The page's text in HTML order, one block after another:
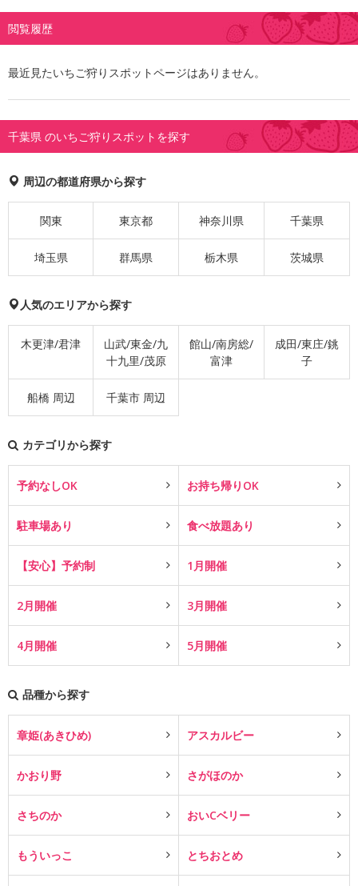
閲覧履歴
最近見たいちご狩りスポットページはありません。
千葉県 のいちご狩りスポットを探す
周辺の都道府県から探す
関東 東京都 神奈川県 千葉県
埼玉県 群馬県 栃木県 茨城県
人気のエリアから探す
木更津/君津
山武/東金/九
十九里/茂原
館山/南房総/
富津
成田/東庄/銚
子
船橋 周辺 千葉市 周辺
カテゴリから探す
予約なしOK お持ち帰りOK
駐車場あり 食べ放題あり
【安心】予約制 1月開催
2月開催 3月開催
4月開催 5月開催
品種から探す
章姫(あきひめ) アスカルビー
かおり野 さがほのか
さちのか おいCベリー
もういっこ とちおとめ